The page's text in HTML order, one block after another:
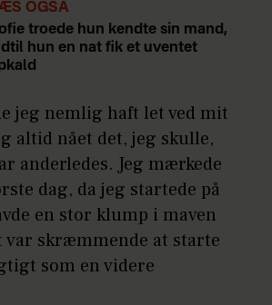
OGSÅ
troede hun kendte sin mand,
hun en nat fik et uventet
jeg nemlig haft let ved mit
altid nået det, jeg skulle,
anderledes. Jeg mærkede
dag, da jeg startede på
en stor klump i maven
var skræmmende at starte
som en videre